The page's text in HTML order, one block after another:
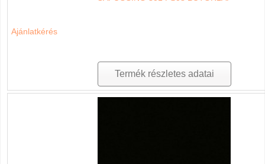
Ajánlatkérés
Termék részletes adatai